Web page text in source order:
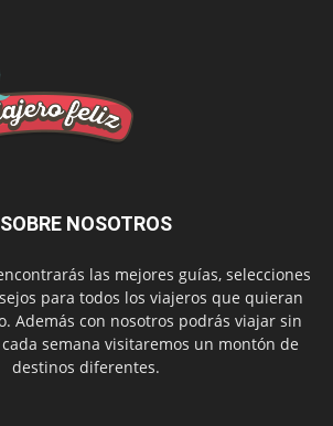
SOBRE NOSOTROS
las mejores guías, selecciones
para todos los viajeros que quieran
Además con nosotros podrás viajar sin
semana visitaremos un montón de
destinos diferentes.